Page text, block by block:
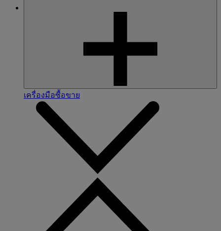
เครื่องมือซื้อขาย